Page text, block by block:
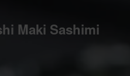
Maki Sashimi